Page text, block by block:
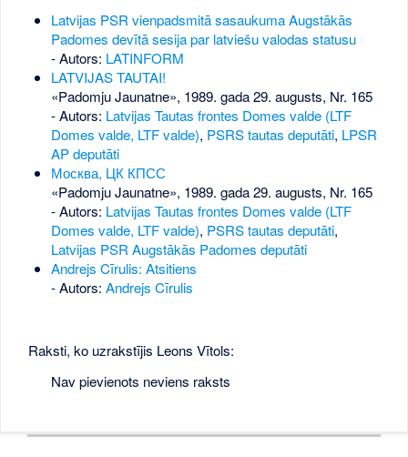
Latvijas PSR vienpadsmitā sasaukuma Augstākās
Padomes devītā sesija par latviešu valodas statusu
- Autors: LATINFORM
LATVIJAS TAUTAI!
«Padomju Jaunatne», 1989. gada 29. augusts, Nr. 165
- Autors: Latvijas Tautas frontes Domes valde (LTF
Domes valde, LTF valde), PSRS tautas deputāti, LPSR
AP deputāti
Москва, ЦК КПСС
«Padomju Jaunatne», 1989. gada 29. augusts, Nr. 165
- Autors: Latvijas Tautas frontes Domes valde (LTF
Domes valde, LTF valde), PSRS tautas deputāti,
Latvijas PSR Augstākās Padomes deputāti
Andrejs Cīrulis: Atsitiens
- Autors: Andrejs Cīrulis
Raksti, ko uzrakstījis Leons Vītols:
Nav pievienots neviens raksts